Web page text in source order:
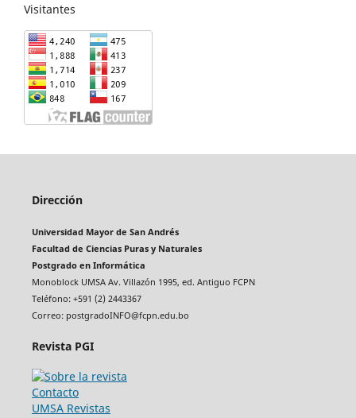
Visitantes
Dirección
Universidad Mayor de San Andrés
Facultad de Ciencias Puras y Naturales
Postgrado en Informática
Monoblock UMSA Av. Villazón 1995, ed. Antiguo FCPN
Teléfono: +591 (2) 2443367
Correo: postgradoINFO@fcpn.edu.bo
Revista PGI
Contacto
UMSA Revistas